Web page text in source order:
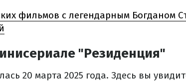
фильмов с легендарным Богданом
"Резиденция"
20 марта 2025 года. Здесь вы